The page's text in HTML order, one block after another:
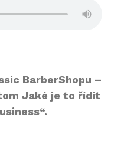
BarberShopu –
Jaké je to řídit